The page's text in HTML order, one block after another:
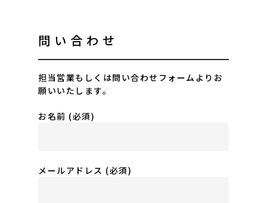
問い合わせ
担当営業もしくは問い合わせフォームよりお
願いいたします。
お名前 (必須)
メールアドレス (必須)